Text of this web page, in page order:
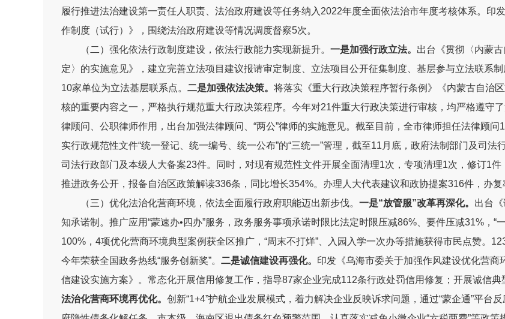
履行推进法治建设第一责任人职责 、法治政府建设等任务纳入 2022年度全面依法治市年度考核体系。印
作制度（试行）》， 围绕法治政府建设等情况调度督察5次。
（二）强化依法行政制度建设，依法行政能力实现新提升。 一是加强行政立法。 出台《贯彻〈内蒙
定〉的实施意见》，建立完善立法项目建议报请审定制度、立法项目公开征集制度、基层参与立法联系
10家单位为立法基层联系点。 二是加强依法决策。 将落实 《重大行政决策程序暂行条例》 《内蒙古自治
核的重要内容之一 ， 严格执行规范重大行政决策程序。今年对21件重大行政决策进行审核 ，均严格遵守
律顾问、公职律师作用， 出台加强法律顾问、“两公”律师的实施意见。截至目前，全市律师担任法律顾问
实行政规范性文件“统一登记、统一编号、统一公布”的“三统一”管理，截至11 月底，政府法制部门及司法
司法行政部门及本级人大备案23件。同时，对现有规范性文件开展全面清理1次，专项清理1次，修订1件
推进政务公开，报备自治区政策解读336条 ， 同比增长354%。 办理人大代表建议和政协提案316件 ， 办复
（三）优化法治化营商环境，依法全面履行政府职能迈出新步伐。 一是“放管服”改革再深化。 出台《
知承诺制。 推广应用“蒙速办• 四办”服务， 政务服务事项承诺时限比法定时限压减86% 、要件压减31% ， “
100% ， 4项优化营商环境典型案例获全区推广 ， “周末不打烊” 入园 入学一次办等措施获得市民点赞。
今年荣获全国政务热线“服务创新奖”。 二是诚信建设再强化。 印发《乌海市委关于加强作风建设优化营商
信建设实施方案》。 常态化开展信用修复工作 ， 指导87家企业完成112条行政处罚信用修复 ； 开展诚信典
法治化营商环境再优化。 创新“1+4”护航企业发展模式，着力解决企业反映诉求问题，通过“蒙企通”平台反